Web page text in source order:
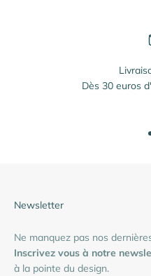
Dès 30 euros
Newsletter
Ne manquez pas nos
Inscrivez vous à notre
à la pointe du design.